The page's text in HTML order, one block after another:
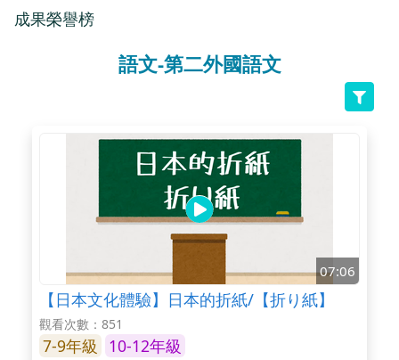
成果榮譽榜
語文-第二外國語文
07:06
【日本文化體驗】日本的折紙/【折り紙】
觀看次數：851
7-9年級 10-12年級